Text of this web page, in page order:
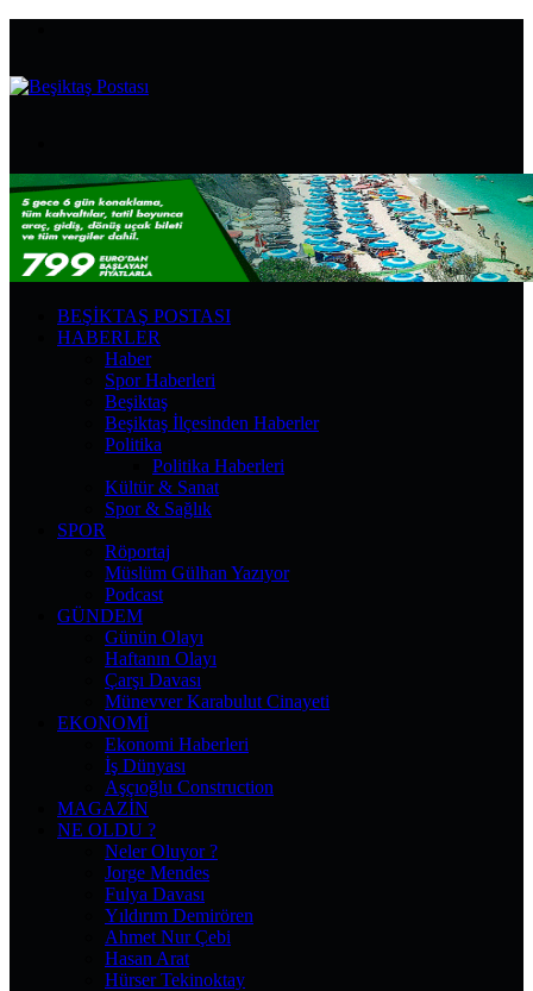
...
BEŞIKTAŞ POSTASI
HABERLER
Haber
Spor Haberleri
Beşiktaş
Beşiktaş İlçesinden Haberler
Politika
Politika Haberleri
Kültür & Sanat
Spor & Sağlık
SPOR
Röportaj
Müslüm Gülhan Yazıyor
Podcast
GÜNDEM
Günün Olayı
Haftanın Olayı
Çarşı Davası
Münevver Karabulut Cinayeti
EKONOMI
Ekonomi Haberleri
İş Dünyası
Aşçıoğlu Construction
MAGAZIN
NE OLDU ?
Neler Oluyor ?
Jorge Mendes
Fulya Davası
Yıldırım Demirören
Ahmet Nur Çebi
Hasan Arat
Hürser Tekinoktay